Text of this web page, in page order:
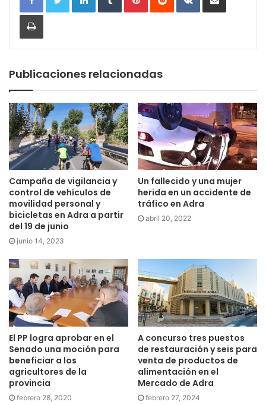
Imprimir
Publicaciones relacionadas
Campaña de vigilancia y
control de vehículos de
movilidad personal y
bicicletas en Adra a partir
del 19 de junio
junio 14, 2023
Un fallecido y una mujer
herida en un accidente de
tráfico en Adra
abril 20, 2022
El PP logra aprobar en el
Senado una moción para
beneficiar a los
agricultores de la
provincia
febrero 28, 2020
A concurso tres puestos
de restauración y seis para
venta de productos de
alimentación en el
Mercado de Adra
febrero 27, 2024